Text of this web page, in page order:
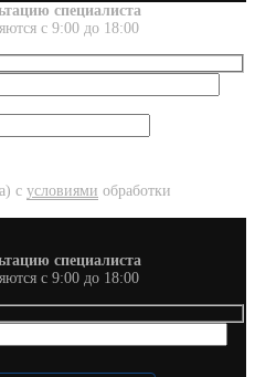
специалиста
с 9:00 до 18:00
с условиями обработки
специалиста
с 9:00 до 18:00